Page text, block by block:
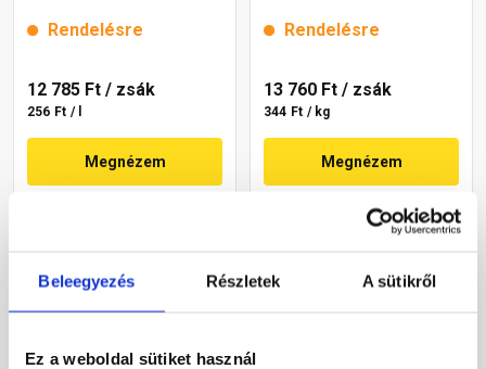
Beleegyezés Részletek A sütikről
Ez a weboldal sütiket használ
Rendelésre
12 785 Ft / zsák
256 Ft / l
Megnézem
Rendelésre
13 760 Ft / zsák
344 Ft / kg
Megnézem